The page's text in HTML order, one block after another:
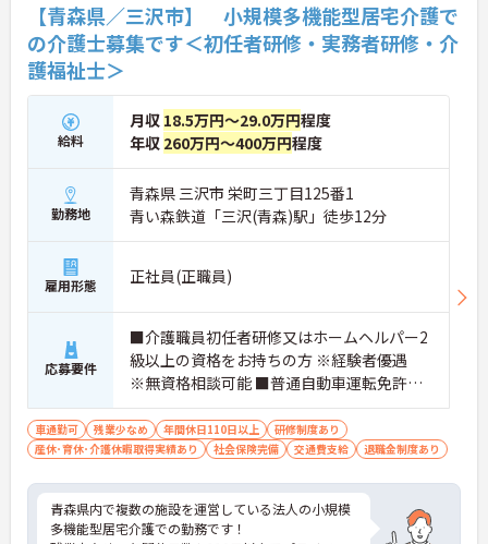
【青森県／三沢市】 小規模多機能型居宅介護で
の介護士募集です＜初任者研修・実務者研修・介
護福祉士＞
給料
月収 18.5万円～29.0万円程度
年収 260万円～400万円程度
勤務地
青森県 三沢市 栄町三丁目125番1
青い森鉄道「三沢(青森)駅」徒歩12分
雇用形態 正社員(正職員)
応募要件
■介護職員初任者研修又はホームヘルパー2
級以上の資格をお持ちの方 ※経験者優遇
※無資格相談可能 ■普通自動車運転免許（A
T限定可）
車通勤可 残業少なめ 年間休日110日以上
研修制度あり
産休･育休･介護休暇取得実績あり
社会保険完備 交通費支給 退職金制度あり
青森県内で複数の施設を運営している法人の小規模
多機能型居宅介護での勤務です！